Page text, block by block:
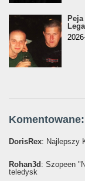
Komentowane:
DorisRex: Najlepszy
Rohan3d: Szopeen
teledysk